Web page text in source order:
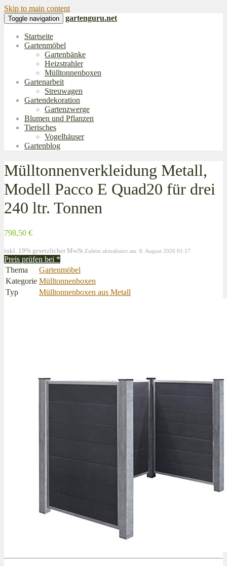
Skip to main content
Toggle navigation gartenguru.net
Startseite
Gartenmöbel
Gartenbänke
Heizstrahler
Mülltonnenboxen
Gartenarbeit
Streuwagen
Gartendekoration
Gartenzwerge
Blumen und Pflanzen
Tierisches
Vogelhäuser
Gartenblog
Mülltonnenverkleidung Metall,
Modell Pacco E Quad20 für drei
240 ltr. Tonnen
798,50 €
inkl. 19% gesetzlicher MwSt. Zuletzt aktualisiert am: 6. August 2026 01:17
Preis prüfen bei *
Thema
Gartenmöbel
Kategorie Mülltonnenboxen
Typ
Mülltonnenboxen aus Metall